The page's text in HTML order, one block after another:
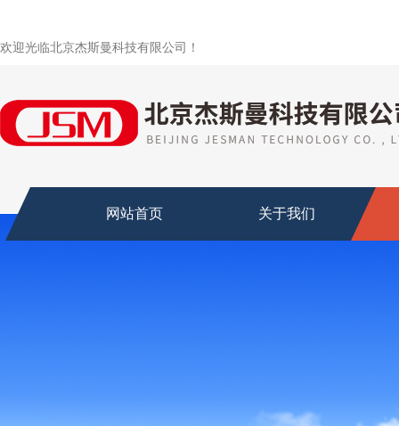
欢迎光临北京杰斯曼科技有限公司！
网站首页 关于我们